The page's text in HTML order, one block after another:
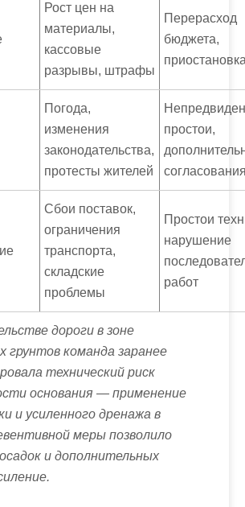
Рост цен на
материалы,
кассовые
разрывы, штрафы
Перерасход
бюджета,
Погода,
изменения
законодательства,
протесты жителей
простои,
Сбои поставок,
ограничения
транспорта,
складские
проблемы
Простои
нарушение
работ
дороги в зоне
грунтов команда заранее
технический риск
основания — применение
и усиленного дренажа в
меры позволило
и дополнительных